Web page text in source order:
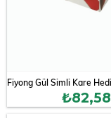
₺82,58